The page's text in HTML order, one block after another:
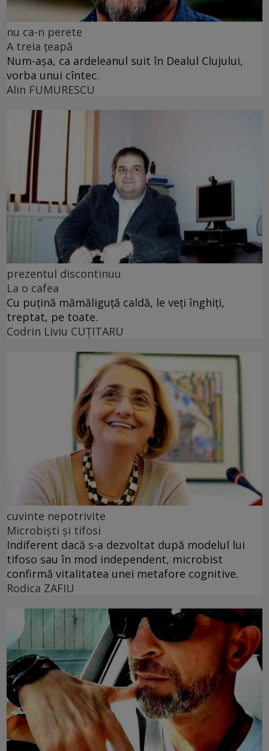
nu ca-n perete
A treia țeapă
Num-așa, ca ardeleanul suit în Dealul Clujului,
vorba unui cîntec.
Alin FUMURESCU
prezentul discontinuu
La o cafea
Cu puţină mămăliguţă caldă, le veţi înghiţi,
treptat, pe toate.
Codrin Liviu CUŢITARU
cuvinte nepotrivite
Microbiști și tifosi
Indiferent dacă s-a dezvoltat după modelul lui
tifoso sau în mod independent, microbist
confirmă vitalitatea unei metafore cognitive.
Rodica ZAFIU